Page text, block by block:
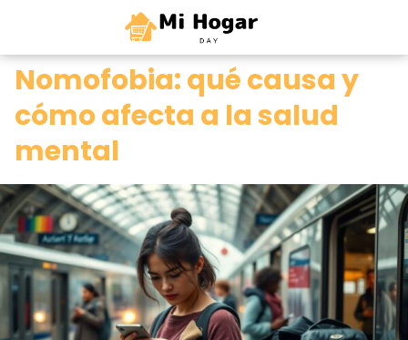
0
Nomofobia: qué causa y
cómo afecta a la salud
mental